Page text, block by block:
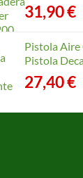
31,90€
Pistola Aire
Pistola
27,40€